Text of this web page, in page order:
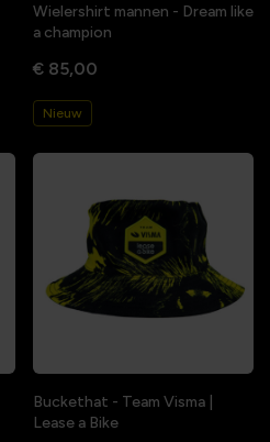
Wielershirt mannen - Dream like
a champion
€ 85,00
Nieuw
Buckethat - Team Visma |
Lease a Bike